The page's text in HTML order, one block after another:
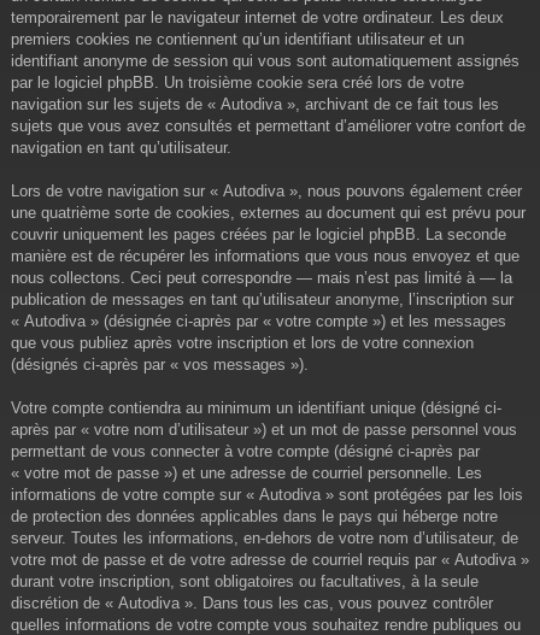
temporairement par le navigateur internet de votre ordinateur. Les deux
premiers cookies ne contiennent qu’un identifiant utilisateur et un
identifiant anonyme de session qui vous sont automatiquement assignés
par le logiciel phpBB. Un troisième cookie sera créé lors de votre
navigation sur les sujets de « Autodiva », archivant de ce fait tous les
sujets que vous avez consultés et permettant d’améliorer votre confort de
navigation en tant qu’utilisateur.
Lors de votre navigation sur « Autodiva », nous pouvons également créer
une quatrième sorte de cookies, externes au document qui est prévu pour
couvrir uniquement les pages créées par le logiciel phpBB. La seconde
manière est de récupérer les informations que vous nous envoyez et que
nous collectons. Ceci peut correspondre — mais n’est pas limité à — la
publication de messages en tant qu’utilisateur anonyme, l’inscription sur
« Autodiva » (désignée ci-après par « votre compte ») et les messages
que vous publiez après votre inscription et lors de votre connexion
(désignés ci-après par « vos messages »).
Votre compte contiendra au minimum un identifiant unique (désigné ci-
après par « votre nom d’utilisateur ») et un mot de passe personnel vous
permettant de vous connecter à votre compte (désigné ci-après par
« votre mot de passe ») et une adresse de courriel personnelle. Les
informations de votre compte sur « Autodiva » sont protégées par les lois
de protection des données applicables dans le pays qui héberge notre
serveur. Toutes les informations, en-dehors de votre nom d’utilisateur, de
votre mot de passe et de votre adresse de courriel requis par « Autodiva »
durant votre inscription, sont obligatoires ou facultatives, à la seule
discrétion de « Autodiva ». Dans tous les cas, vous pouvez contrôler
quelles informations de votre compte vous souhaitez rendre publiques ou